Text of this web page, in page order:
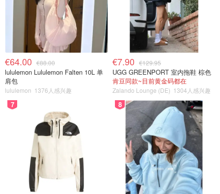
€64.00 €88.00
lululemon Lululemon Falten 10L 单
肩包
lululemon 1376人感兴趣
€7.90 €129.95
UGG GREENPORT 室内拖鞋 棕色
肯豆同款~目前黄金码都在
Zalando Lounge (DE) 1304人感兴趣
7 8